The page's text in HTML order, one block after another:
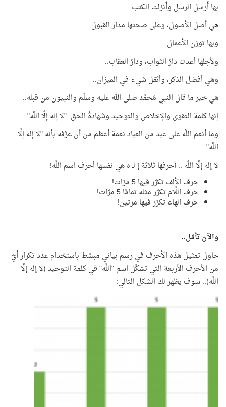
بها أُرسل الرسل وأُنزلت الكتب..
هي أصل الأصول، وعلى صحتها مدار القبول..
وبها توزن الأعمال..
ولأجلها أعدت دارُ الثواب، ودارُ العقاب..
وهي أفضل الذكر، وأثقل شيء في الميزان..
هي خير ما قال النبي مُحمَّد صلى الله عليه وسلّم والنبيون من قبله..
إنها كلمة التقوى والإخلاص والتوحيد وشهادةُ الحق: "لا إله إلَّا اللَّه".
وما أنعم اللَّه على عبد من العباد نعمة أعظم من أن عرَّفه بأنه "لا إله إلَّا
اللَّه".
لا إله إلَّا اللَّه .. أحرفها ثلاثة إ لـ ه هي نفسها أحرف اسم اللَّه!
حرف الألف تكرّر فيها 5 مرّات!
حرف اللَّام تكرّر مثله تمامًا 5 مرّات!
حرف الهاء تكرّر فيها مرتين!
والآن تأمّل..
حاول تمثيل هذه الأحرف في رسم بياني مبسّط باستخدام عدد تكرار أيّ
من الأحرف الأربعة التي تشكِّل اسم "اللَّه" في كلمة التوحيد (لا إله إلَّا
اللَّه).. سوف يظهر لك الشكل التالي: